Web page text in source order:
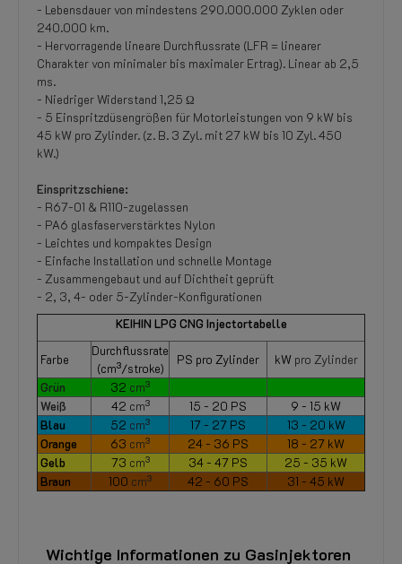
- Lebensdauer von mindestens 290.000.000 Zyklen oder
240.000 km.
- Hervorragende lineare Durchflussrate (LFR = linearer
Charakter von minimaler bis maximaler Ertrag). Linear ab 2,5
ms.
- Niedriger Widerstand 1,25 Ω
- 5 Einspritzdüsengrößen für Motorleistungen von 9 kW bis
45 kW pro Zylinder. (z. B. 3 Zyl. mit 27 kW bis 10 Zyl. 450
kW.)
Einspritzschiene:
- R67-01 & R110-zugelassen
- PA6 glasfaserverstärktes Nylon
- Leichtes und kompaktes Design
- Einfache Installation und schnelle Montage
- Zusammengebaut und auf Dichtheit geprüft
- 2, 3, 4- oder 5-Zylinder-Konfigurationen
KEIHIN LPG CNG Injectortabelle
Farbe
Durchflussrate
(cm³/stroke)
PS pro Zylinder kW pro Zylinder
Grün
32 cm³
Weiß
42 cm³ 15 - 20 PS
9 - 15 kW
Blau
52 cm³ 17 - 27 PS
13 - 20 kW
Orange
63 cm³ 24 - 36 PS
18 - 27 kW
Gelb
73 cm³ 34 - 47 PS
25 - 35 kW
Braun
100 cm³ 42 - 60 PS 31 - 45 kW
Wichtige Informationen zu Gasinjektoren